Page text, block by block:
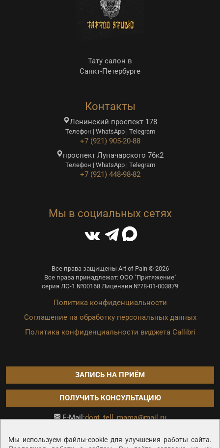
Мы используем файлы-cookie для улучшения работы сайта.
Тату салон в
Санкт-Петербурге
Контакты
Ленинский проспект 178
Телефон | WhatsApp | Telegram
+7 (921) 905-20-88
проспект Луначарского 76к2
Телефон | WhatsApp | Telegram
+7 (921) 448-98-82
Мы в социальных сетях
Все права защищены Art of Pain © 2026
Все права принадлежат: ООО "Притяжение"
серия ЛО-1 №00168 Лицензия №78-01-003879
Политика конфиденциальности
Соглашение на обработку персональных данных
Политика конфиденциальности виджета Callibri
ЗАПИСЬ НА ПРИЁМ
ПОЛУЧИТЬ КОНСУЛЬТАЦИЮ
E-Mail:dont_tell_mama@mail.ru